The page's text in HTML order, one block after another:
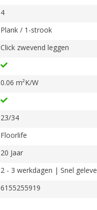
4
Plank / 1-strook
Click zwevend leggen
0.06 m²K/W
23/34
Floorlife
20 Jaar
2 - 3 werkdagen | Snel
6155255919